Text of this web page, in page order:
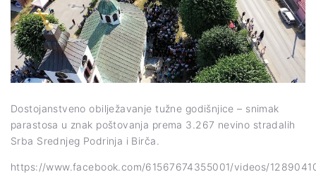
Dostojanstveno obilježavanje tužne godišnjice – snimak
parastosa u znak poštovanja prema 3.267 nevino stradalih
Srba Srednjeg Podrinja i Birča.
https://www.facebook.com/61567674355001/videos/